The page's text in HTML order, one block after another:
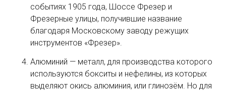
событиях 1905 года, Шоссе Фрезер и
Фрезерные улицы, получившие название
благодаря Московскому заводу режущих
инструментов «Фрезер».
Алюминий — металл, для производства которого
используются бокситы и нефелины, из которых
выделяют окись алюминия, или глинозём. Но для